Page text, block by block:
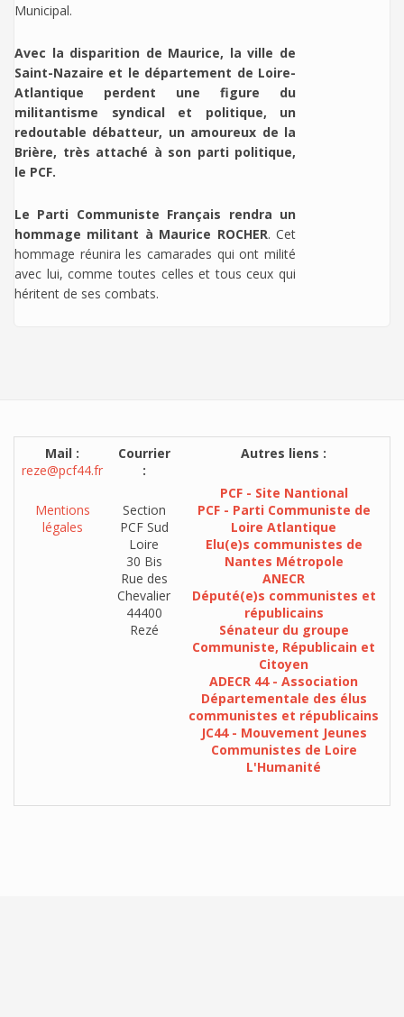
Municipal.
Avec la disparition de Maurice, la ville de
Saint-Nazaire et le département de Loire-
Atlantique perdent une figure du
militantisme syndical et politique, un
redoutable débatteur, un amoureux de la
Brière, très attaché à son parti politique,
le PCF.
Le Parti Communiste Français rendra un
hommage militant à Maurice ROCHER. Cet
hommage réunira les camarades qui ont milité
avec lui, comme toutes celles et tous ceux qui
héritent de ses combats.
Mail :
reze@pcf44.fr
Mentions
légales
Courrier
:
Section
PCF Sud
Loire
30 Bis
Rue des
Chevalier
44400
Rezé
Autres liens :
PCF - Site Nantional
PCF - Parti Communiste de
Loire Atlantique
Elu(e)s communistes de
Nantes Métropole
ANECR
Député(e)s communistes et
républicains
Sénateur du groupe
Communiste, Républicain et
Citoyen
ADECR 44 - Association
Départementale des élus
communistes et républicains
JC44 - Mouvement Jeunes
Communistes de Loire
L'Humanité